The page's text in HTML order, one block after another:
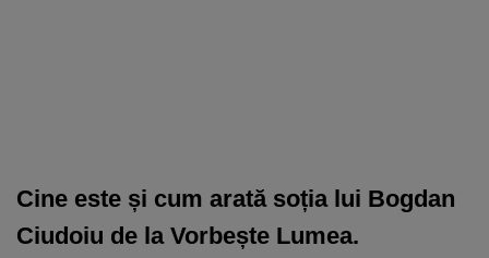
Cine este și cum arată soția lui Bogdan
Ciudoiu de la Vorbește Lumea.